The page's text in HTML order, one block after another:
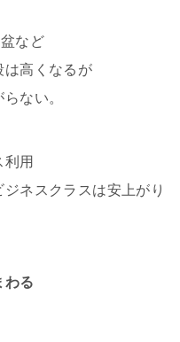
など
は高くなるが
ない。
利用
ネスクラスは安上がり
わる